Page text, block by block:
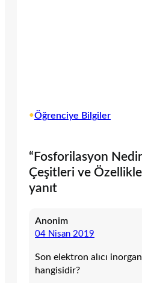
•Öğrenciye Bilgiler
“Fosforilasyon
Çeşitleri ve
yanıt
Anonim
04 Nisan 2019
Son elektron alıcı
hangisidir?